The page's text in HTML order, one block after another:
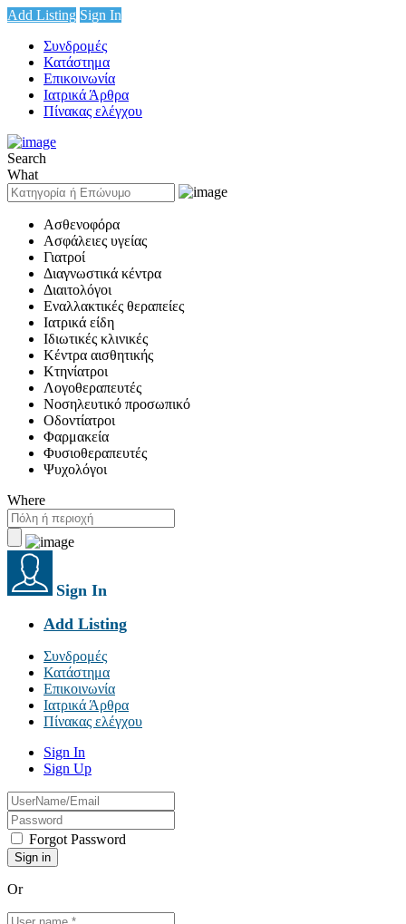
Add Listing Sign In
Συνδρομές
Κατάστημα
Επικοινωνία
Ιατρικά Άρθρα
Πίνακας ελέγχου
Search
What
Ασθενοφόρα
Ασφάλειες υγείας
Γιατροί
Διαγνωστικά κέντρα
Διαιτολόγοι
Εναλλακτικές θεραπείες
Ιατρικά είδη
Ιδιωτικές κλινικές
Κέντρα αισθητικής
Κτηνίατροι
Λογοθεραπευτές
Νοσηλευτικό προσωπικό
Οδοντίατροι
Φαρμακεία
Φυσιοθεραπευτές
Ψυχολόγοι
Where
Sign In
Add Listing
Συνδρομές
Κατάστημα
Επικοινωνία
Ιατρικά Άρθρα
Πίνακας ελέγχου
Sign In
Sign Up
Forgot Password
Or